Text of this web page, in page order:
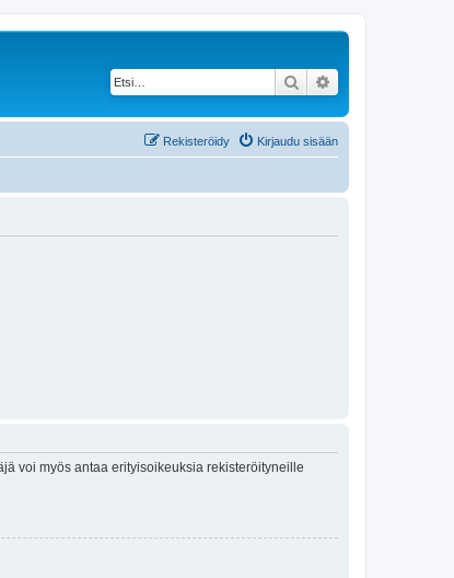
Etsi
Kirjaudu sisään
Rekisteröidy
voi myös antaa erityisoikeuksia rekisteröityneille